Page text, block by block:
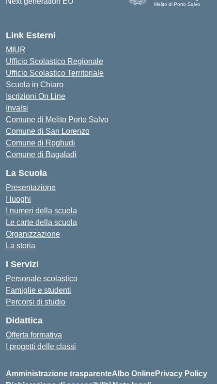
Melito di Porto Salvo
Link Esterni
MIUR
Ufficio Scolastico Regionale
Ufficio Scolastico Territoriale
Scuola in Chiaro
Iscrizioni On Line
Invalsi
Comune di Melito Porto Salvo
Comune di San Lorenzo
Comune di Roghudi
Comune di Bagaladi
La Scuola
Presentazione
I luoghi
I numeri della scuola
Le carte della scuola
Organizzazione
La storia
I Servizi
Personale scolastico
Famiglie e studenti
Percorsi di studio
Didattica
Offerta formativa
I progetti delle classi
Amministrazione trasparenteAlbo OnlinePrivacy Policy